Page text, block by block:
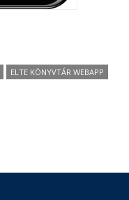
ELTE KÖNYVTÁR WEBAPP